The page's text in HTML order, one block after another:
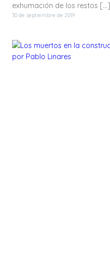
exhumación de los restos […]
30 de septiembre de 2019